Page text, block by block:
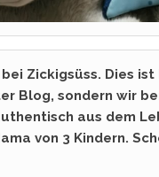
Zickigsüss. Dies ist
Blog, sondern wir
aus dem
von 3 Kindern.